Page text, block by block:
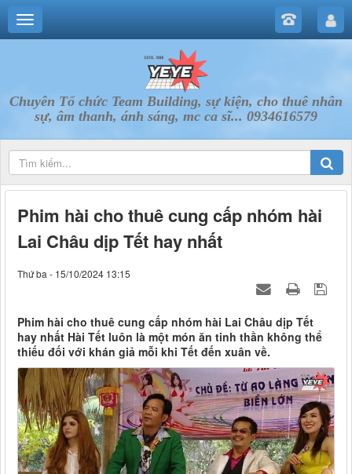
Chuyên Tổ chức Team Building, sự kiện, cho thuê nhân
sự, âm thanh, ánh sáng, mc ca sĩ... 0934616579
Phim hài cho thuê cung cấp nhóm hài
Lai Châu dịp Tết hay nhất
Thứ ba - 15/10/2024 13:15
Phim hài cho thuê cung cấp nhóm hài Lai Châu dịp Tết
hay nhất Hài Tết luôn là một món ăn tinh thần không thể
thiếu đối với khán giả mỗi khi Tết đến xuân về.